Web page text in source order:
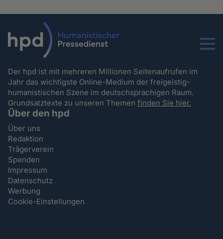
Menu
Der hpd ist mit mehreren Millionen Seitenaufrufen im
Jahr das wichtigste Online-Medium der freigeistig-
humanistischen Szene im deutschsprachigen Raum.
Grundsatztexte zu unseren Themenfinden Sie hier.
Über den hpd
Über uns
Redaktion
Trägerverein
Spenden
Impressum
Datenschutz
Werbung
Cookie-Einstellungen